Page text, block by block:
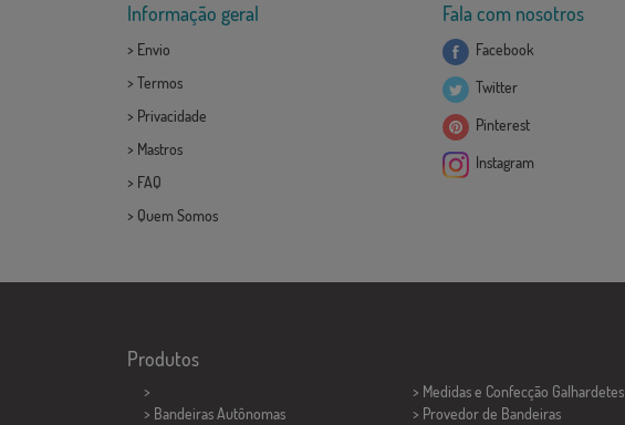
Informação geral
> Envio
> Termos
> Privacidade
> Mastros
> FAQ
> Quem Somos
Fala com nosotros
Facebook
Twitter
Pinterest
Instagram
Produtos
>
> Bandeiras Autônomas
> Medidas e Confecção Galhardetes
> Provedor de Bandeiras